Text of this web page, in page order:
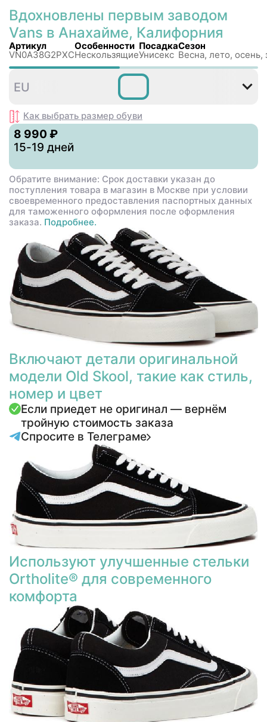
Вдохновлены первым заводом
Vans в Анахайме, Калифорния
Артикул
VN0A38G2PXC
Особенности
Нескользящиe
Посадка
Унисекс
Сезон
Весна, лето, осень,
38 38
EU
Как выбрать размер обуви
8 990 ₽
15-19 дней
Обратите внимание: Срок доставки указан до
поступления товара в магазин в Москве при условии
своевременного предоставления паспортных данных
для таможенного оформления после оформления
заказа. Подробнее.
Включают детали оригинальной
модели Old Skool, такие как стиль,
номер и цвет
Если приедет не оригинал — вернём
тройную стоимость заказа
Спросите в Телеграме
Используют улучшенные стельки
Ortholite® для современного
комфорта